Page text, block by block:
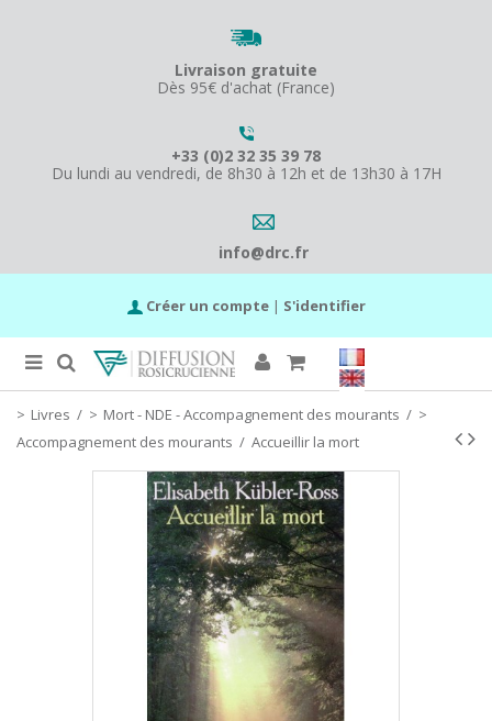
Livraison gratuite
Dès 95€ d'achat (France)
+33 (0)2 32 35 39 78
Du lundi au vendredi, de 8h30 à 12h et de 13h30 à 17H
info@drc.fr
Créer un compte | S'identifier
Livres / Mort - NDE - Accompagnement des mourants /
Accompagnement des mourants / Accueillir la mort